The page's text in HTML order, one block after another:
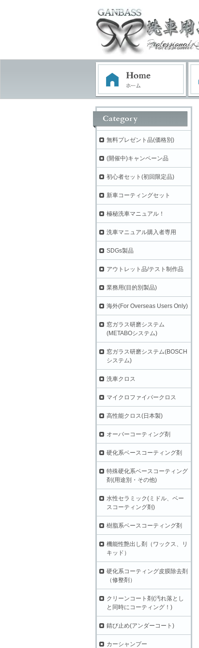
無料プレゼント品(価格別)
(開催中)キャンペーン品
初心者セット(初回限定品)
新車コーティングセット
極秘洗車マニュアル！
洗車マニュアル購入者専用
SDGs製品
アウトレット品/テスト制作品
業務用(目的別製品)
海外(For Overseas Users Only)
窓ガラス研磨システム
(METABOシステム)
窓ガラス研磨システム(BOSCH
システム)
洗車クロス
マイクロファイバークロス
高性能クロス(日本製)
オーバーコーティング剤
硬化系ベースコーティング剤
特殊硬化系ベースコーティング
剤(用途別・その他)
水性セラミック(ミドル、ベー
スコーティング剤)
樹脂系ベースコーティング剤
機能性艶出し剤（ワックス、リ
キッド）
硬化系コーティング皮膜除去剤
（修整剤）
クリーンコート剤(汚れ落とし
と同時にコーティング！)
錆び止め(アンダーコート)
カーシャンプー